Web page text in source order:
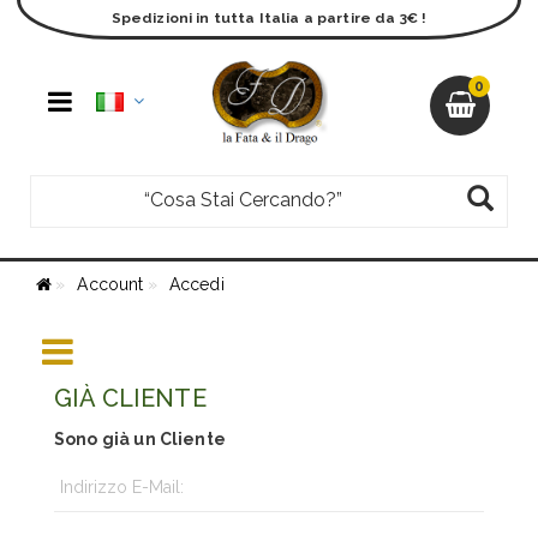
0
Spedizioni in tutta Italia a partire da 3€ !
Account Accedi
GIÀ CLIENTE
Sono già un Cliente